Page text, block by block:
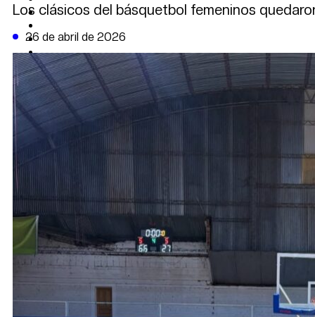
POLÍTICA
DATA FIRME
DE LA TRIBUNA TV
Los clásicos del básquetbol femeninos
26 de abril de 2026